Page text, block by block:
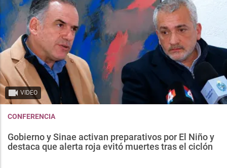
VIDEO
CONFERENCIA
Gobierno y Sinae activan preparativos por El Niño y
destaca que alerta roja evitó muertes tras el ciclón